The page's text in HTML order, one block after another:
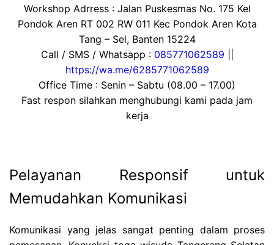
Workshop Adrress : Jalan Puskesmas No. 175 Kel
Pondok Aren RT 002 RW 011 Kec Pondok Aren Kota
Tang – Sel, Banten 15224
Call / SMS / Whatsapp : 085771062589
https://wa.me/6285771062589
Office Time : Senin – Sabtu (08.00 – 17.00)
Fast respon silahkan menghubungi kami pada jam
kerja
Pelayanan Responsif untuk
Memudahkan Komunikasi
Komunikasi yang jelas sangat penting dalam proses